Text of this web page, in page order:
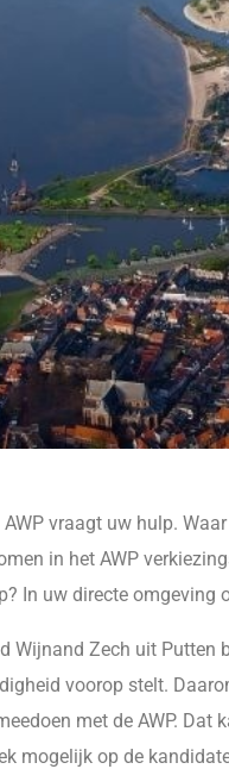
vraagt uw hulp.
in het AWP
In uw directe omgeving
Wijnand Zech uit Putten
voorop stelt.
met de AWP.
mogelijk op de